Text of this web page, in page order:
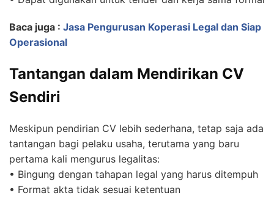
Baca juga : Jasa Pengurusan Koperasi Legal dan Siap
Operasional
Tantangan dalam Mendirikan CV
Sendiri
Meskipun pendirian CV lebih sederhana, tetap saja ada
tantangan bagi pelaku usaha, terutama yang baru
pertama kali mengurus legalitas:
• Bingung dengan tahapan legal yang harus ditempuh
• Format akta tidak sesuai ketentuan